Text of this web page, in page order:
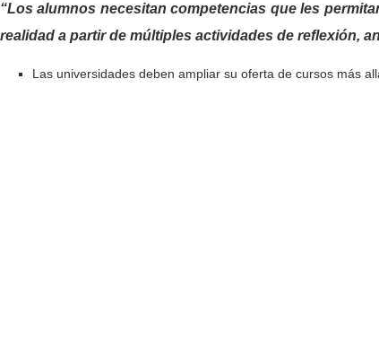
“Los alumnos necesitan competencias que les
realidad a partir de múltiples actividades de reflexión,
Las universidades deben ampliar su oferta de cursos más